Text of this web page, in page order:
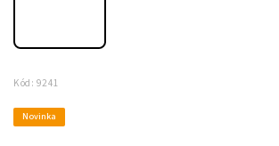
Kód: 9241
Novinka